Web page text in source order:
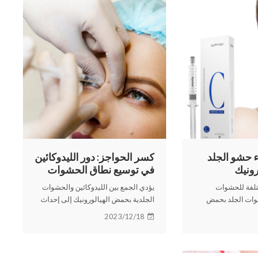
حشو الجلد
للحشوات
الجلد بحمض
بشعبية كبيرة. تابع
كسر الحواجز: دور الليدوكائين
في توسيع نطاق الحشوات
الجلدية بحمض الهيالورونيك
يؤدي الجمع بين الليدوكائين والحشوات
الجلدية بحمض الهيالورونيك إلى إحداث
ثورة في تجربة المريض وتوسيع نطاق
2023/12/18